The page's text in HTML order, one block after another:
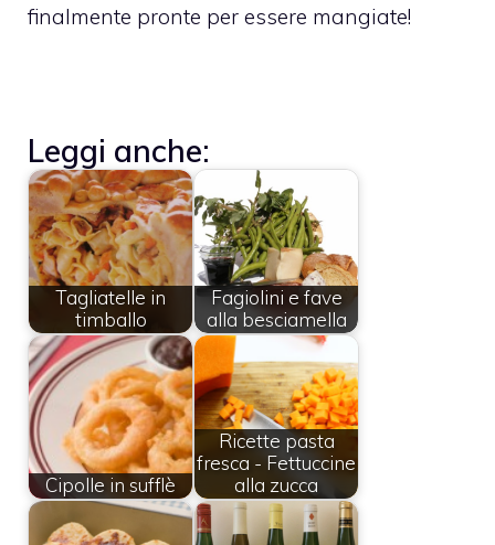
finalmente pronte per essere mangiate!
Leggi anche:
Tagliatelle in
timballo
Fagiolini e fave
alla besciamella
Cipolle in sufflè
Ricette pasta
fresca - Fettuccine
alla zucca